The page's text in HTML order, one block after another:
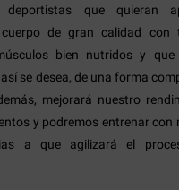
deportistas que quieran
de gran calidad con
bien nutridos y que
se desea, de una forma
mejorará nuestro
y podremos entrenar con
a que agilizará el